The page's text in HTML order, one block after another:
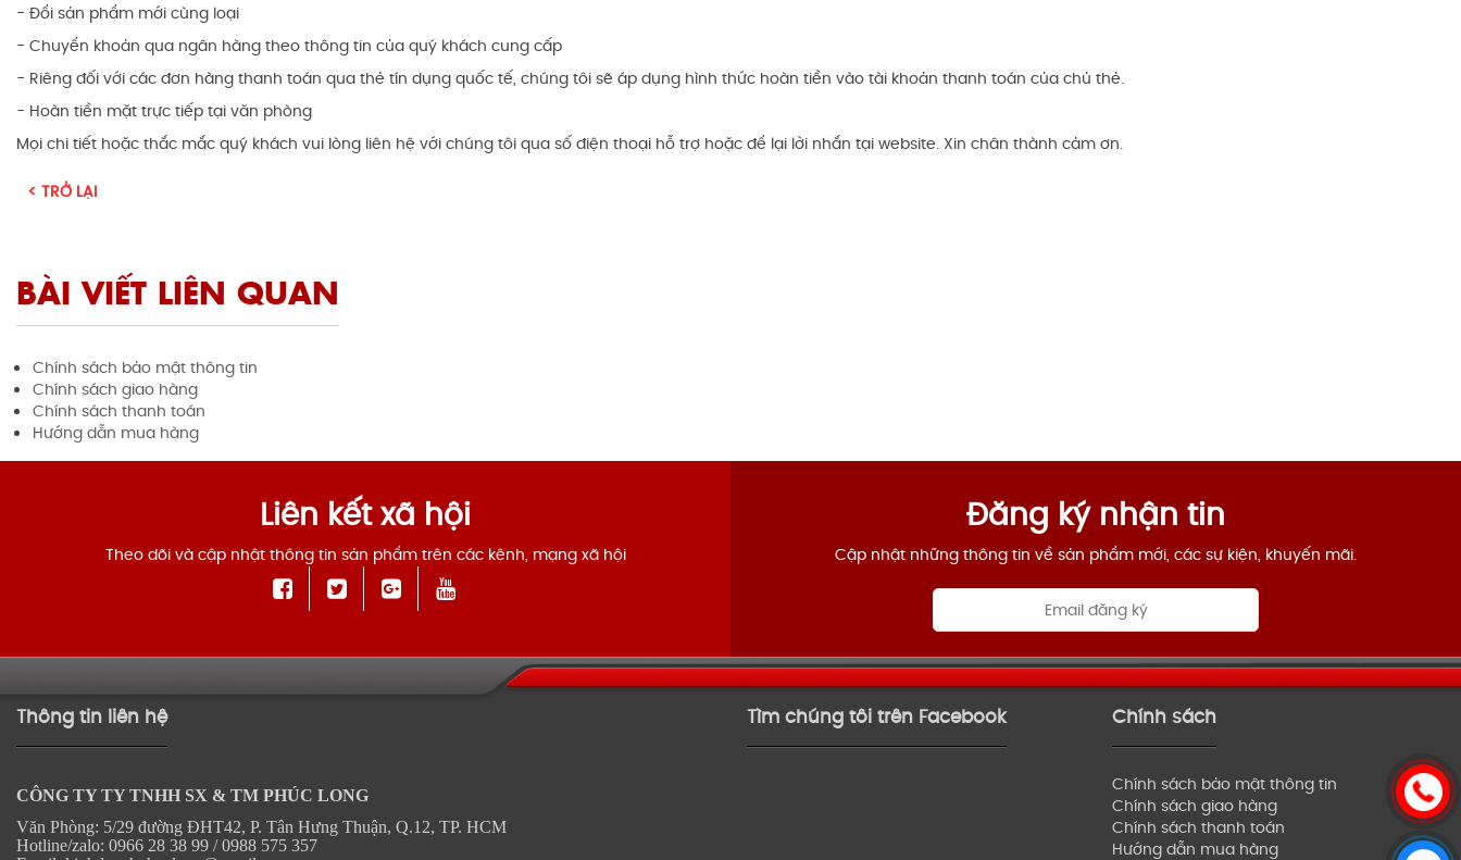
- Đổi sản phẩm mới cùng loại
- Chuyển khoản qua ngân hàng theo thông tin của quý khách cung cấp
- Riêng đối với các đơn hàng thanh toán qua thẻ tín dụng quốc tế, chúng tôi sẽ áp dụng hình thức hoàn tiền vào tài khoản thanh toán của chủ thẻ.
- Hoàn tiền mặt trực tiếp tại văn phòng
Mọi chi tiết hoặc thắc mắc quý khách vui lòng liên hệ với chúng tôi qua số điện thoại hỗ trợ hoặc để lại lời nhắn tại website. Xin chân thành cảm ơn.
< TRỞ LẠI
BÀI VIẾT LIÊN QUAN
Chính sách bảo mật thông tin
Chính sách giao hàng
Chính sách thanh toán
Hướng dẫn mua hàng
Liên kết xã hội
Theo dõi và cập nhật thông tin sản phẩm trên các kênh, mạng xã hội
Đăng ký nhận tin
Cập nhật những thông tin về sản phẩm mới, các sự kiện, khuyến mãi.
Thông tin liên hệ
CÔNG TY TY TNHH SX & TM PHÚC LONG
Văn Phòng: 5/29 đường ĐHT42, P. Tân Hưng Thuận, Q.12, TP. HCM
Hotline/zalo: 0966 28 38 99 / 0988 575 357
Tìm chúng tôi trên Facebook Chính sách
Chính sách bảo mật thông tin
Chính sách giao hàng
Chính sách thanh toán
Hướng dẫn mua hàng